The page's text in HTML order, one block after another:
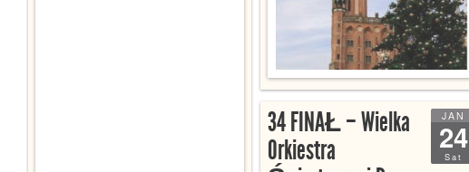
JAN
24
Sat
34 FINAŁ – Wielka
Orkiestra